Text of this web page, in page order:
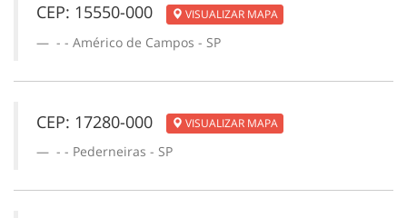
CEP: 15550-000 VISUALIZAR MAPA
- - Américo de Campos - SP
CEP: 17280-000 VISUALIZAR MAPA
- - Pederneiras - SP